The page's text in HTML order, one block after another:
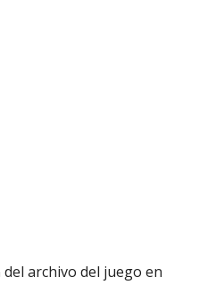
archivo del juego en